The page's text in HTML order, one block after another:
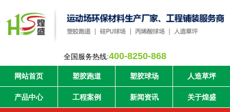
全国服务热线:400-8250-868
网站首页 塑胶跑道 塑胶球场 人造草坪
产品中心 工程案例 新闻资讯 关于煌盛